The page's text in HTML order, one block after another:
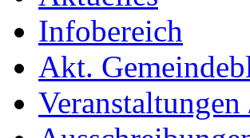
Infobereich
Akt.